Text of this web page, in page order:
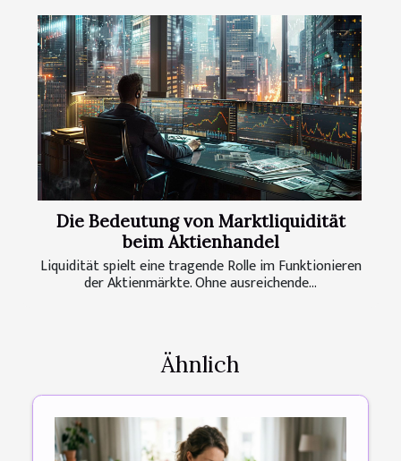
Die Bedeutung von Marktliquidität
beim Aktienhandel
Liquidität spielt eine tragende Rolle im Funktionieren
der Aktienmärkte. Ohne ausreichende...
Ähnlich